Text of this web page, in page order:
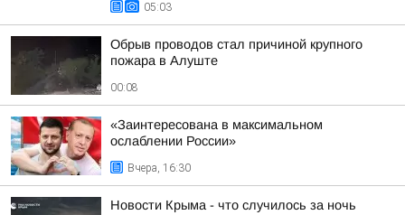
05:03
Обрыв проводов стал причиной крупного
пожара в Алуште
00:08
«Заинтересована в максимальном
ослаблении России»
Вчера, 16:30
Новости Крыма - что случилось за ночь